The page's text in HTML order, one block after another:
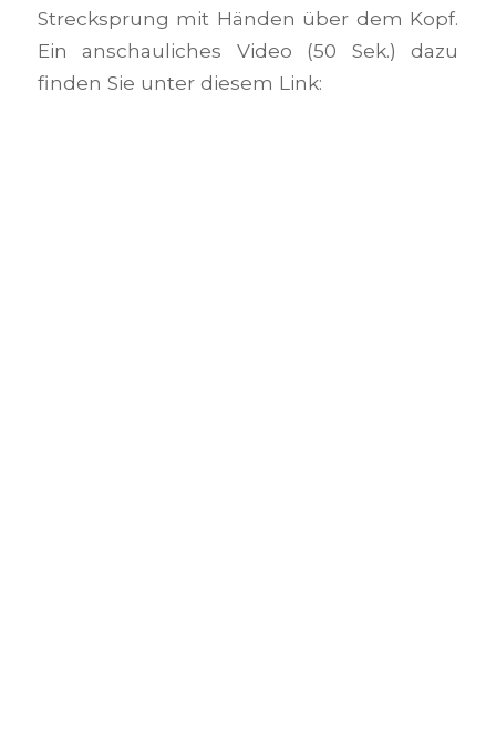
Strecksprung mit Händen über dem Kopf.
Ein anschauliches Video (50 Sek.) dazu
finden Sie unter diesem Link: